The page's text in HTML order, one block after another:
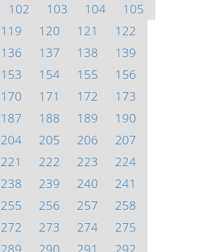
102 103 104
105
119 120 121
122
136 137 138
139
153 154 155
156
170 171 172
173
187 188 189
190
204 205 206
207
221 222 223
224
238 239 240
241
255 256 257
258
272 273 274
275